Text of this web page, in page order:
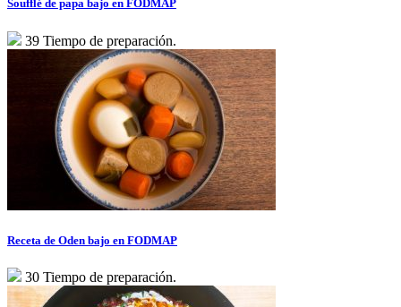
Soufflé de papa bajo en FODMAP
39 Tiempo de preparación.
Receta de Oden bajo en FODMAP
30 Tiempo de preparación.